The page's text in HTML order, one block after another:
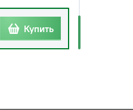
Купить